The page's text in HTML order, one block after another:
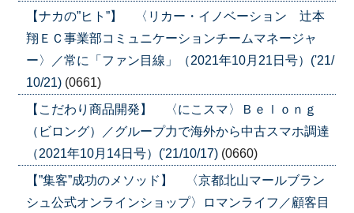
【ナカの”ヒト”】 〈リカー・イノベーション 辻本
翔ＥＣ事業部コミュニケーションチームマネージャ
ー〉／常に「ファン目線」（2021年10月21日号）('21/
10/21) (0661)
【こだわり商品開発】 〈にこスマ〉Ｂｅｌｏｎｇ
（ビロング）／グループ力で海外から中古スマホ調達
（2021年10月14日号）('21/10/17) (0660)
【”集客”成功のメソッド】 〈京都北山マールブラン
シュ公式オンラインショップ〉ロマンライフ／顧客目